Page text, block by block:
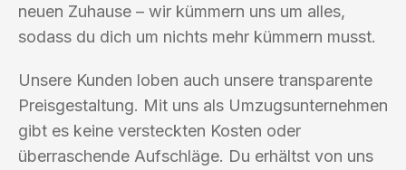
neuen Zuhause – wir kümmern uns um alles,
sodass du dich um nichts mehr kümmern musst.
Unsere Kunden loben auch unsere transparente
Preisgestaltung. Mit uns als Umzugsunternehmen
gibt es keine versteckten Kosten oder
überraschende Aufschläge. Du erhältst von uns